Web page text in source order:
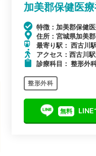
加美郡保健医
特徴：加美郡保健
住所：宮城県加美
最寄り駅： 西古
アクセス：西古川
診療科目： 整形外
整形外科
無料 LINE